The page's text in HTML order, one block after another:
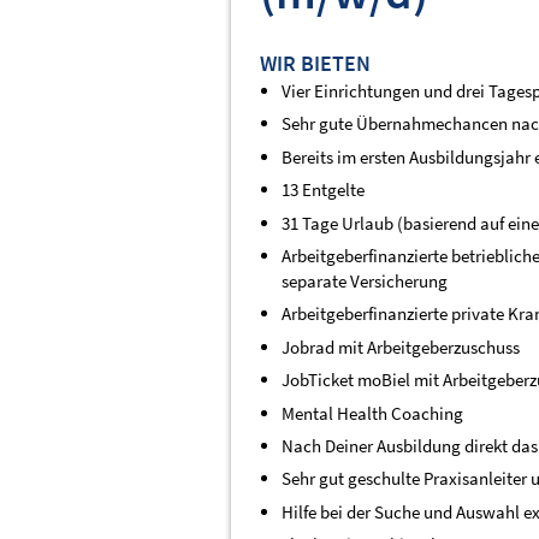
WIR BIETEN
Vier Einrichtungen und drei
Sehr gute Übernahmechancen
Bereits im ersten Ausbildungsjahr
13 Entgelte
31 Tage Urlaub (basierend auf
Arbeitgeberfinanzierte
separate Versicherung
Arbeitgeberfinanzierte private
Jobrad mit Arbeitgeberzuschuss
JobTicket moBiel mit
Mental Health Coaching
Nach Deiner Ausbildung direkt
Sehr gut geschulte Praxisanleiter
Hilfe bei der Suche und Auswahl